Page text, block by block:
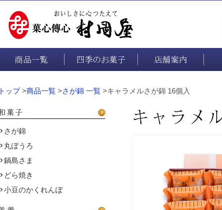
商品一覧 四季のお菓子 店舗案内
トップ>商品一覧 >さが錦 一覧 >キャラメルさが錦 16個入
さが錦
丸ぼうろ
鍋島さま
どら焼き
小豆のかくれんぼ